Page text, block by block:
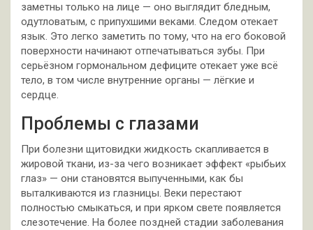
заметны только на лице — оно выглядит бледным,
одутловатым, с припухшими веками. Следом отекает
язык. Это легко заметить по тому, что на его боковой
поверхности начинают отпечатываться зубы. При
серьёзном гормональном дефиците отекает уже всё
тело, в том числе внутренние органы — лёгкие и
сердце.
Проблемы с глазами
При болезни щитовидки жидкость скапливается в
жировой ткани, из-за чего возникает эффект «рыбьих
глаз» — они становятся выпученными, как бы
выталкиваются из глазницы. Веки перестают
полностью смыкаться, и при ярком свете появляется
слезотечение. На более поздней стадии заболевания